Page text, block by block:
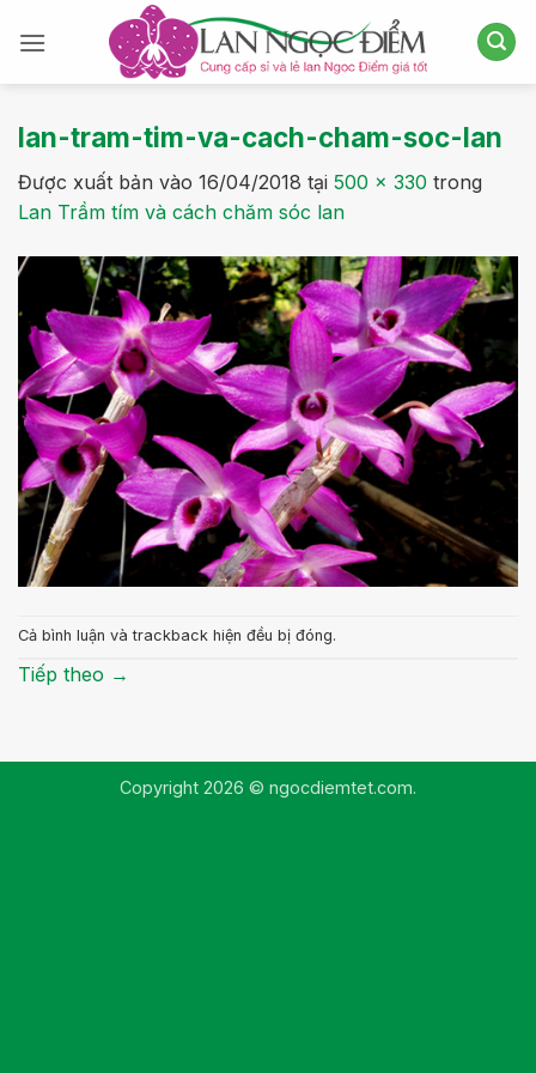
qua
lan-tram-tim-va-cach-cham-soc-lan
Được xuất bản vào 16/04/2018 tại 500 × 330 trong
Lan Trầm tím và cách chăm sóc lan
Cả bình luận và trackback hiện đều bị đóng.
Tiếp theo →
Copyright 2026 © ngocdiemtet.com.